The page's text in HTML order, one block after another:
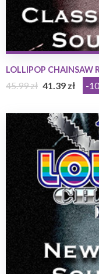
LOLLIPOP CHAINSAW
45.99 zł 41.39 zł -